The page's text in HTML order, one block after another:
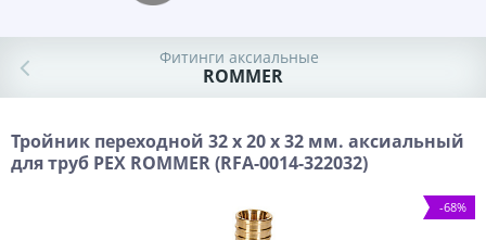
Фитинги аксиальные
ROMMER
Тройник переходной 32 x 20 x 32 мм. аксиальный
для труб PEX ROMMER (RFA-0014-322032)
-68%